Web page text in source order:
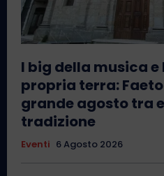
I big della musica
propria terra:
grande agosto tra
tradizione
Eventi 6 Agosto 2026